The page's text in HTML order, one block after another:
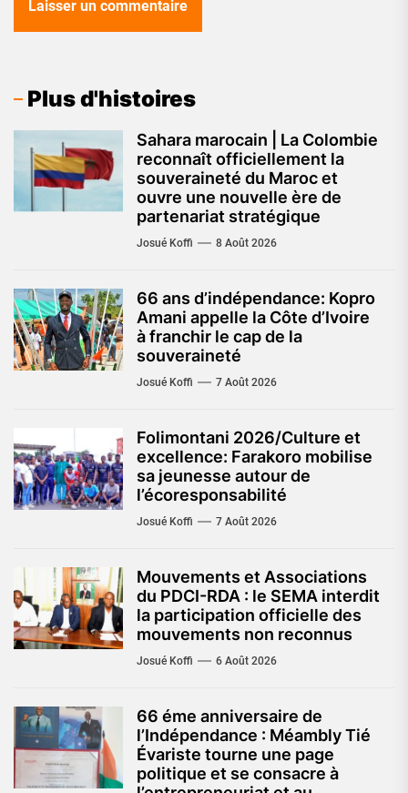
Plus d'histoires
Sahara marocain | La Colombie
reconnaît officiellement la
souveraineté du Maroc et
ouvre une nouvelle ère de
partenariat stratégique
Josué Koffi 8 Août 2026
66 ans d’indépendance: Kopro
Amani appelle la Côte d’Ivoire
à franchir le cap de la
souveraineté
Josué Koffi 7 Août 2026
Folimontani 2026/Culture et
excellence: Farakoro mobilise
sa jeunesse autour de
l’écoresponsabilité
Josué Koffi 7 Août 2026
Mouvements et Associations
du PDCI-RDA : le SEMA interdit
la participation officielle des
mouvements non reconnus
Josué Koffi 6 Août 2026
66 éme anniversaire de
l’Indépendance : Méambly Tié
Évariste tourne une page
politique et se consacre à